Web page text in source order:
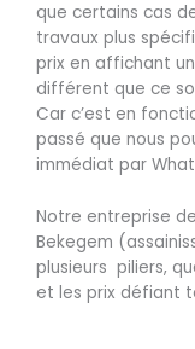
que certains cas
travaux plus
prix en affichant
différent que ce
Car c’est en
passé que nous
immédiat par
Notre entreprise
Bekegem
plusieurs piliers,
et les prix défiant